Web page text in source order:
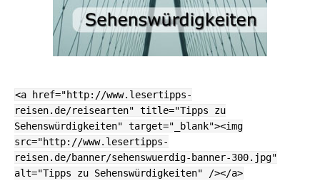
<a href="http://www.lesertipps-
reisen.de/reisearten" title="Tipps zu
Sehenswürdigkeiten" target="_blank"><img
src="http://www.lesertipps-
reisen.de/banner/sehenswuerdig-banner-300.jpg"
alt="Tipps zu Sehenswürdigkeiten" /></a>